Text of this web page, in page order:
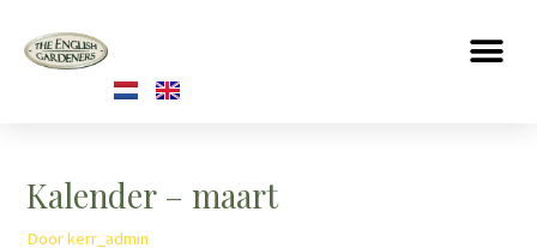
Kalender – maart
Doorkerr_admin